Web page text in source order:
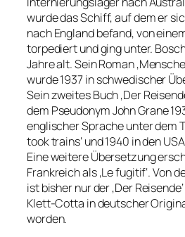
wurde das Schiff, auf dem er
nach England befand, von
torpediert und ging unter.
Jahre alt. Sein Roman
wurde 1937 in schwedischer
Sein zweites Buch ‚Der
dem Pseudonym John Grane
englischer Sprache unter dem
took trains‘ und 1940 in den
Eine weitere Übersetzung
Frankreich als ‚Le fugitif‘. Von
ist bisher nur der ‚Der
Klett-Cotta in deutscher
worden.